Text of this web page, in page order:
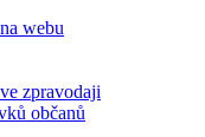
webu
zpravodaji
občanů